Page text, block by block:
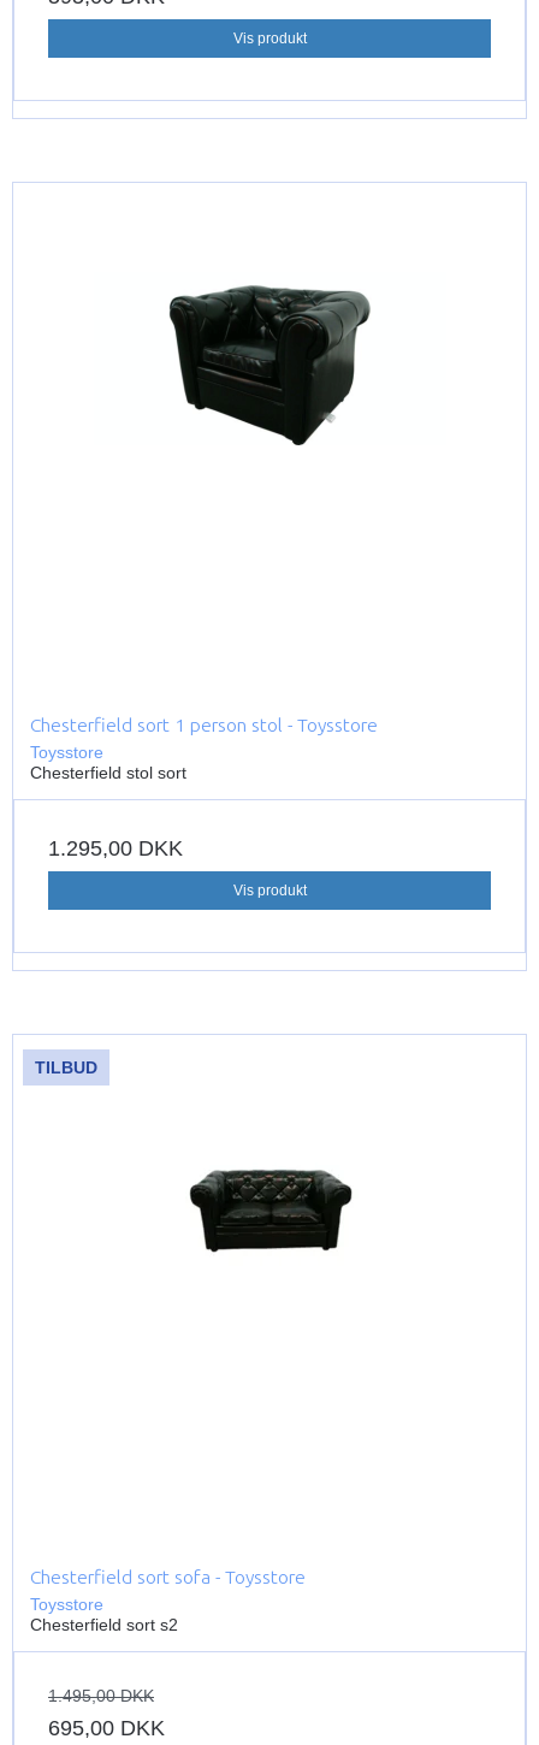
Vis produkt
Chesterfield sort 1 person stol - Toysstore
Toysstore
Chesterfield stol sort
1.295,00 DKK
Vis produkt
TILBUD
Chesterfield sort sofa - Toysstore
Toysstore
Chesterfield sort s2
1.495,00 DKK
695,00 DKK